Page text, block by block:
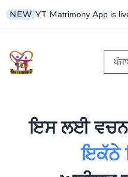
NEW YT Matrimony App is
ਇਸ ਲਈ
ਇਕੱਠੇ